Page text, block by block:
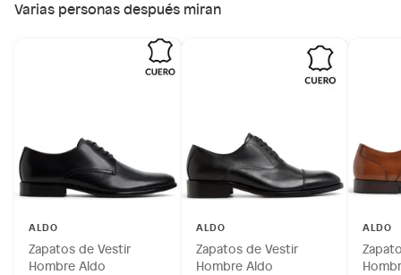
Por motivos de salubridad, la ropa interior inferior y ropas de
Alimentos, bebidas, fórmulas y leches para bebés.
Productos hechos a medida.
Productos que hayan sido previamente instalados.
Baterías de auto.
Motocicletas y bicicletas motorizadas.
Varias personas después miran
ALDO
Zapatos de Vestir
Hombre Aldo
ALDO
Zapatos de Vestir
Hombre Aldo
ALDO